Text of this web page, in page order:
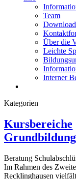
Team
Über die
Leichte
Interner
Kategorien
Kursbereiche
Grundbildung
Beratung
Im Rahmen des
Recklinghausen